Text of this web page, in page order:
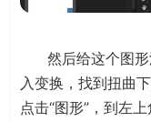
然后给这个图形
入变换，找到扭曲
点击“图形”，到左